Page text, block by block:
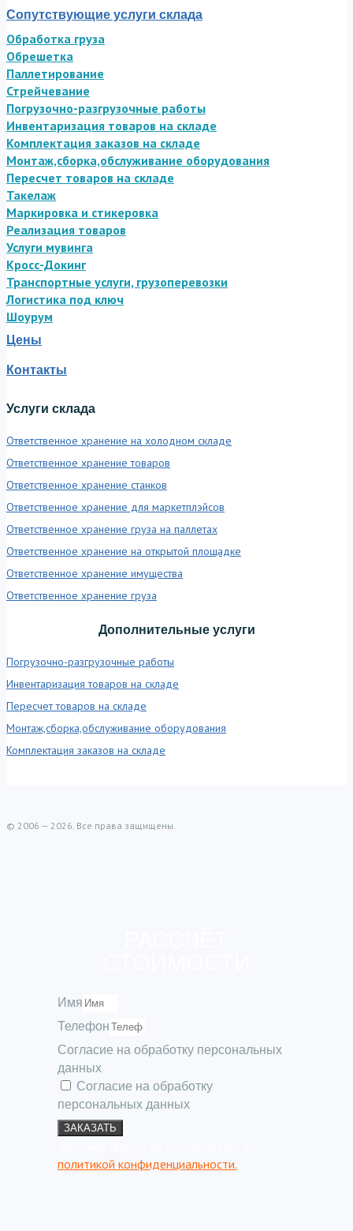
Сопутствующие услуги склада
Обработка груза
Обрешетка
Паллетирование
Стрейчевание
Погрузочно-разгрузочные работы
Инвентаризация товаров на складе
Комплектация заказов на складе
Монтаж,сборка,обслуживание оборудования
Пересчет товаров на складе
Такелаж
Маркировка и стикеровка
Реализация товаров
Услуги мувинга
Кросс-Докинг
Транспортные услуги, грузоперевозки
Логистика под ключ
Шоурум
Цены
Контакты
Услуги склада
Ответственное хранение на холодном складе
Ответственное хранение товаров
Ответственное хранение станков
Ответственное хранение для маркетплэйсов
Ответственное хранение груза на паллетах
Ответственное хранение на открытой площадке
Ответственное хранение имущества
Ответственное хранение груза
Дополнительные услуги
Погрузочно-разгрузочные работы
Инвентаризация товаров на складе
Пересчет товаров на складе
Монтаж,сборка,обслуживание оборудования
Комплектация заказов на складе
© 2006 — 2026. Все права защищены.
Имя
Телефон
Согласие на обработку персональных
данных
Согласие на обработку
персональных данных
ЗАКАЗАТЬ
политикой конфиденциальности.